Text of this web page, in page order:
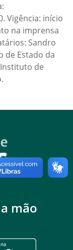
Vigência: início
na imprensa
Sandro
de Estado da
Instituto de
mão